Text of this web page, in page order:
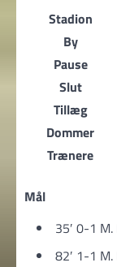
Stadion
By
Pause
Slut
Tillæg
Dommer
Trænere
Mål
35′ 0-1
82′ 1-1